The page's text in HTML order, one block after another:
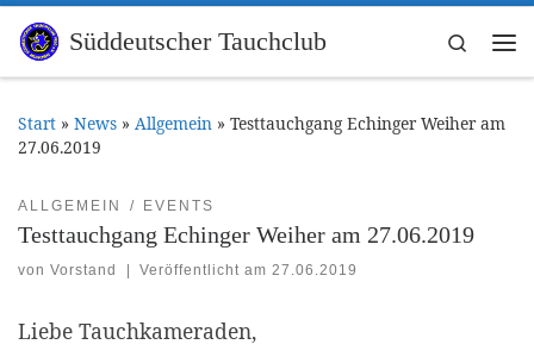
Zum Inhalt springen
Süddeutscher Tauchclub
Search
Start » News » Allgemein » Testtauchgang Echinger Weiher am
27.06.2019
ALLGEMEIN EVENTS
Testtauchgang Echinger Weiher am 27.06.2019
von Vorstand Veröffentlicht am27.06.2019
Liebe Tauchkameraden,